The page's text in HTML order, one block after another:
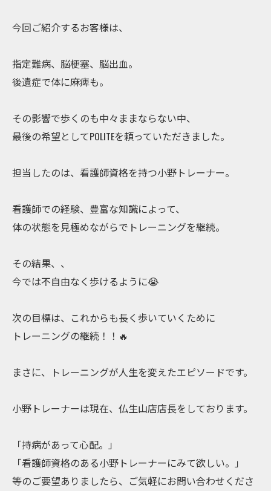
今回ご紹介するお客様は、
指定難病、脳梗塞、脳出血。
後遺症で体に麻痺も。
その影響で歩くのも中々ままならない中、
最後の希望としてPOLITEを頼っていただきました。
担当したのは、看護師資格を持つ小野トレーナー。
看護師での経験、豊富な知識によって、
体の状態を見極めながらでトレーニングを継続。
その結果、、
今では不自由なく歩けるように😭
次の目標は、これからも長く歩いていくために
トレーニングの継続！！🔥
まさに、トレーニングが人生を変えたエピソードです。
小野トレーナーは現在、仏生山店店長をしております。
「持病があって心配。」
「看護師資格のある小野トレーナーにみて欲しい。」
等のご要望ありましたら、ご気軽にお問い合わせくださ